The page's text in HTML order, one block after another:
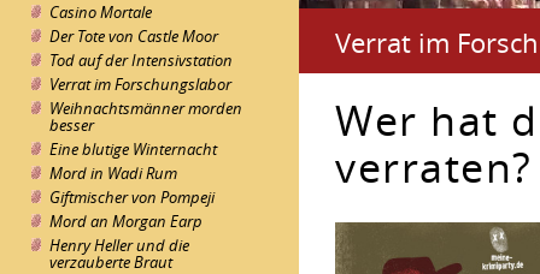
Casino Mortale
Der Tote von Castle Moor
Tod auf der Intensivstation
Verrat im Forschungslabor
Weihnachtsmänner morden
besser
Eine blutige Winternacht
Mord in Wadi Rum
Giftmischer von Pompeji
Mord an Morgan Earp
Henry Heller und die
verzauberte Braut
Verrat im
Wer hat
verraten?